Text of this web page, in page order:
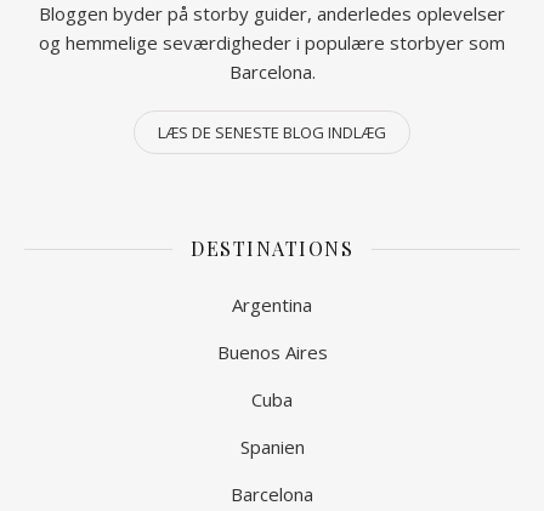
Bloggen byder på storby guider, anderledes oplevelser
og hemmelige seværdigheder i populære storbyer som
Barcelona.
LÆS DE SENESTE BLOG INDLÆG
DESTINATIONS
Argentina
Buenos Aires
Cuba
Spanien
Barcelona